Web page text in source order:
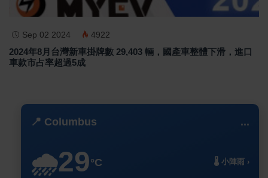
Sep 02 2024 4922
2024年8月台灣新車掛牌數 29,403 輛，國產車整體下滑，進口
車款市占率超過5成
📍 Columbus ...
🌧️29°C 🌡️ 小陣雨 ›